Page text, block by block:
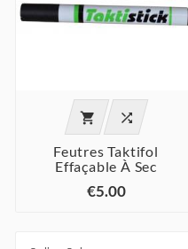
 
Feutres Taktifol
Effaçable À Sec
€5.00